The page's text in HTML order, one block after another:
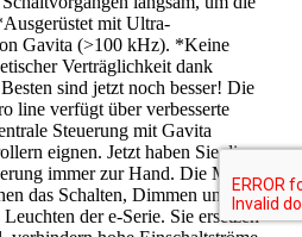
mit Ultra-
Gavita (>100 kHz). *Keine
Verträglichkeit dank
sind jetzt noch besser! Die
line verfügt über verbesserte
Steuerung mit Gavita
eignen. Jetzt haben Sie die
immer zur Hand. Die Master-
das Schalten, Dimmen und
der e-Serie. Sie ersetzen